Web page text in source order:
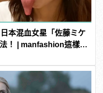
本混血女星「佐藤ミケ
！ | manfashion這樣變